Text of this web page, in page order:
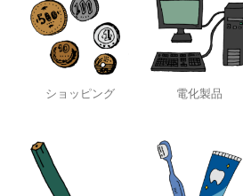
ショッピング 電化製品